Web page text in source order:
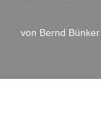
von Bernd Bünker